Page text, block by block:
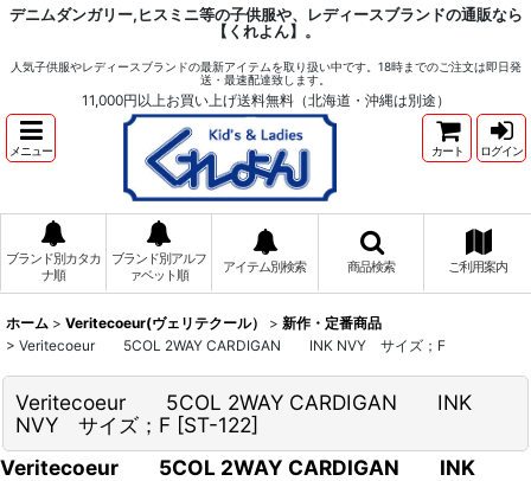
デニムダンガリー,ヒスミニ等の子供服や、レディースブランドの通販なら
【くれよん】。
人気子供服やレディースブランドの最新アイテムを取り扱い中です。18時までのご注文は即日発
送・最速配達致します。
11,000円以上お買い上げ送料無料（北海道・沖縄は別途）
メニュー カート ログイン
ブランド別カタカ
ナ順
ブランド別アルフ
ァベット順
アイテム別検索 商品検索 ご利用案内
ホーム > Veritecoeur(ヴェリテクール） > 新作・定番商品
> Veritecoeur 5COL 2WAY CARDIGAN INK NVY サイズ；F
Veritecoeur 5COL 2WAY CARDIGAN INK
NVY サイズ；F [ST-122]
Veritecoeur 5COL 2WAY CARDIGAN INK